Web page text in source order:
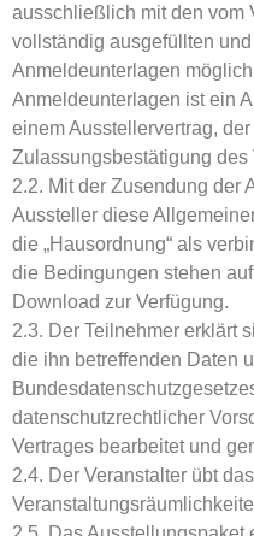
ausschließlich mit den vom
vollständig ausgefüllten
Anmeldeunterlagen
Anmeldeunterlagen ist ein
einem Ausstellervertrag,
Zulassungsbestätigung des
2.2. Mit der Zusendung der
Aussteller diese
die „Hausordnung“ als
die Bedingungen stehen
Download zur Verfügung.
2.3. Der Teilnehmer erklärt
die ihn betreffenden Daten
datenschutzrechtlicher
Vertrages bearbeitet und
2.4. Der Veranstalter übt